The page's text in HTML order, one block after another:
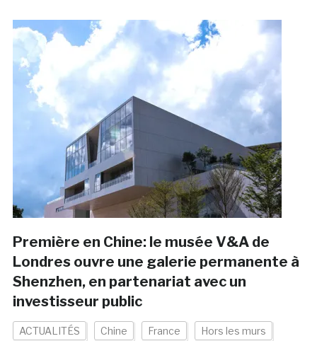
Première en Chine: le musée V&A de
Londres ouvre une galerie permanente à
Shenzhen, en partenariat avec un
investisseur public
ACTUALITÉS Chine France Hors les murs